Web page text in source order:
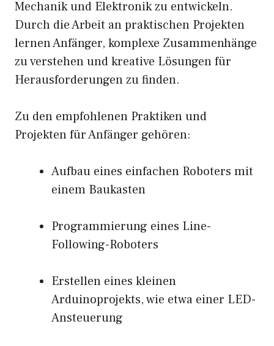
Mechanik und Elektronik zu entwickeln.
Durch die Arbeit an praktischen Projekten
lernen Anfänger, komplexe Zusammenhänge
zu verstehen und kreative Lösungen für
Herausforderungen zu finden.
Zu den empfohlenen Praktiken und
Projekten für Anfänger gehören:
Aufbau eines einfachen Roboters mit
einem Baukasten
Programmierung eines Line-
Following-Roboters
Erstellen eines kleinen
Arduinoprojekts, wie etwa einer LED-
Ansteuerung